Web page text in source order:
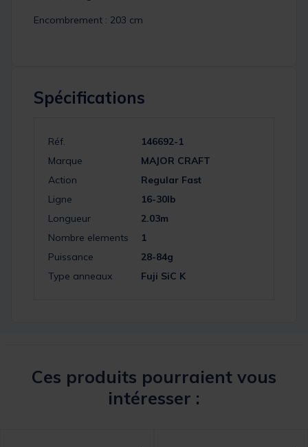
Encombrement : 203 cm
Spécifications
Réf.
146692-1
Marque
MAJOR CRAFT
Action
Regular Fast
Ligne
16-30lb
Longueur
2.03m
Nombre elements
1
Puissance
28-84g
Type anneaux
Fuji SiC K
Ces produits pourraient vous
intéresser :